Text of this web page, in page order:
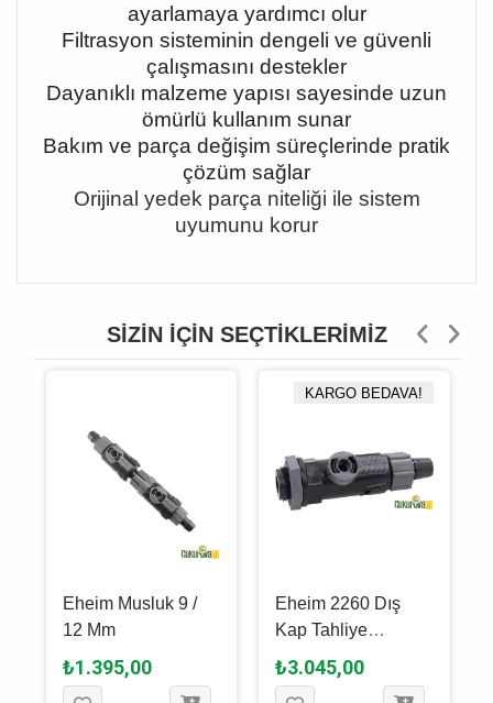
ayarlamaya yardımcı olur
Filtrasyon sisteminin dengeli ve güvenli
çalışmasını destekler
Dayanıklı malzeme yapısı sayesinde uzun
ömürlü kullanım sunar
Bakım ve parça değişim süreçlerinde pratik
çözüm sağlar
Orijinal yedek parça niteliği ile sistem
uyumunu korur
SIZIN İÇIN SEÇTIKLERIMIZ
Eheim Musluk 9 /
12 Mm
₺1.395,00
KARGO BEDAVA!
Eheim 2260 Dış
Kap Tahliye
Musluğu
₺3.045,00